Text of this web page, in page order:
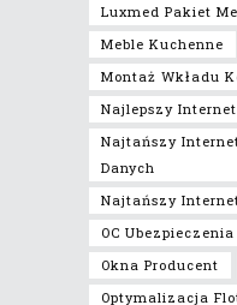
Luxmed Pakiet
Meble Kuchenne
Montaż Wkładu
Najlepszy
Najtańszy
Danych
Najtańszy
OC
Okna Producent
Optymalizacja